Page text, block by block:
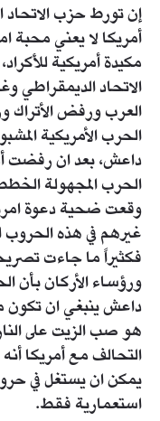
إن تورط حزب الاتحاد
أمريكا لا يعني محبة
مكيدة أمريكية
الاتحاد الديمقراطي
العرب ورفض الأتراك
الحرب الأمريكية
داعش، بعد ان رفضت
الحرب المجهولة
وقعت ضحية دعوة
غيرهم في هذه الحروب
فكثيراً ما جاءت
ورؤساء الأركان بأن
داعش ينبغي ان تكون
هو صب الزيت على
التحالف مع أمريكا
يمكن ان يستغل في
استعمارية فقط.